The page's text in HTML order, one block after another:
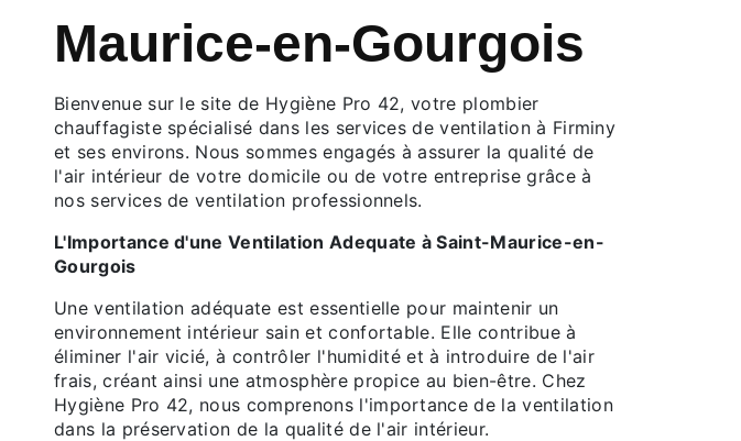
Maurice-en-Gourgois
Bienvenue sur le site de Hygiène Pro 42, votre plombier
chauffagiste spécialisé dans les services de ventilation à Firminy
et ses environs. Nous sommes engagés à assurer la qualité de
l'air intérieur de votre domicile ou de votre entreprise grâce à
nos services de ventilation professionnels.
L'Importance d'une Ventilation Adequate à Saint-Maurice-en-
Gourgois
Une ventilation adéquate est essentielle pour maintenir un
environnement intérieur sain et confortable. Elle contribue à
éliminer l'air vicié, à contrôler l'humidité et à introduire de l'air
frais, créant ainsi une atmosphère propice au bien-être. Chez
Hygiène Pro 42, nous comprenons l'importance de la ventilation
dans la préservation de la qualité de l'air intérieur.